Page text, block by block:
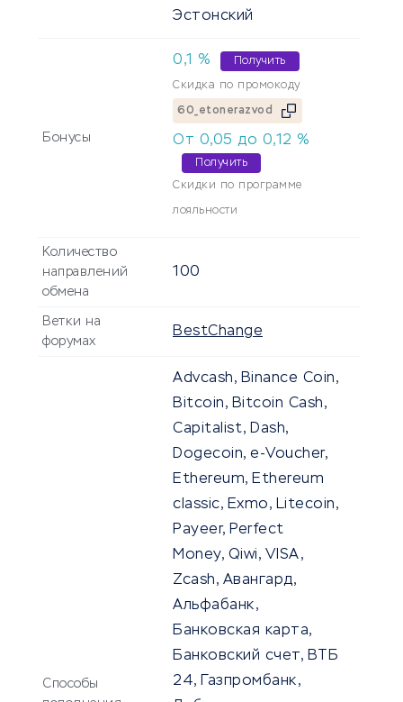
Эстонский
Бонусы
0,1 % Получить
Скидка по промокоду
60_etonerazvod
От 0,05 до 0,12 %
Получить
Скидки по программе
лояльности
Количество
направлений
обмена
100
Ветки на
форумах
BestChange
Способы
Advcash, Binance Coin,
Bitcoin, Bitcoin Cash,
Capitalist, Dash,
Dogecoin, e-Voucher,
Ethereum, Ethereum
classic, Exmo, Litecoin,
Payeer, Perfect
Money, Qiwi, VISA,
Zcash, Авангард,
Альфабанк,
Банковская карта,
Банковский счет, ВТБ
24, Газпромбанк,